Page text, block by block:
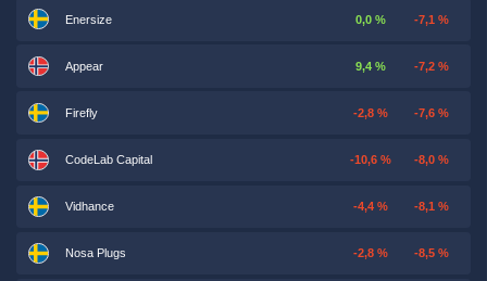
Enersize 0,0 % -7,1 %
Appear 9,4 % -7,2 %
Firefly -2,8 % -7,6 %
CodeLab Capital -10,6 % -8,0 %
Vidhance -4,4 % -8,1 %
Nosa Plugs -2,8 % -8,5 %